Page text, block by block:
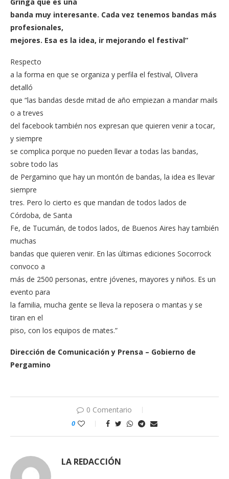
banda muy interesante. Cada vez tenemos bandas más
profesionales,
mejores. Esa es la idea, ir mejorando el festival”
Respecto
a la forma en que se organiza y perfila el festival, Olivera
detalló
que “las bandas desde mitad de año empiezan a mandar mails
o a treves
del facebook también nos expresan que quieren venir a tocar,
y siempre
se complica porque no pueden llevar a todas las bandas,
sobre todo las
de Pergamino que hay un montón de bandas, la idea es llevar
siempre
tres. Pero lo cierto es que mandan de todos lados de
Córdoba, de Santa
Fe, de Tucumán, de todos lados, de Buenos Aires hay también
muchas
bandas que quieren venir. En las últimas ediciones Socorrock
convoco a
más de 2500 personas, entre jóvenes, mayores y niños. Es un
evento para
la familia, mucha gente se lleva la reposera o mantas y se
tiran en el
piso, con los equipos de mates.”
Dirección de Comunicación y Prensa – Gobierno de
Pergamino
0 Comentario
0
LA REDACCIÓN